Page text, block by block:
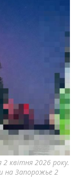
о событиях
и области.
квітня 2026 року.
на Запорожье 2